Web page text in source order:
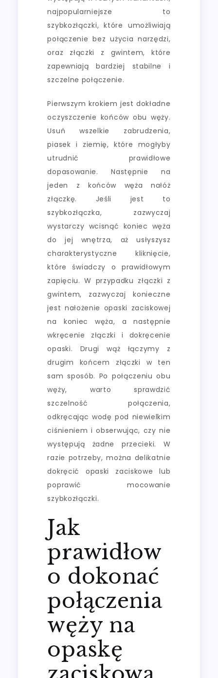
najpopularniejsze to
szybkozłączki, które umożliwiają
połączenie bez użycia narzędzi,
oraz złączki z gwintem, które
zapewniają bardziej stabilne i
szczelne połączenie.
Pierwszym krokiem jest dokładne
oczyszczenie końców obu węży.
Usuń wszelkie zabrudzenia,
piasek i ziemię, które mogłyby
utrudnić prawidłowe
dopasowanie. Następnie na
jeden z końców węża nałóż
złączkę. Jeśli jest to
szybkozłączka, zazwyczaj
wystarczy wcisnąć koniec węża
do jej wnętrza, aż usłyszysz
charakterystyczne kliknięcie,
które świadczy o prawidłowym
zapięciu. W przypadku złączki z
gwintem, zazwyczaj konieczne
jest nałożenie opaski zaciskowej
na koniec węża, a następnie
wkręcenie złączki i dokręcenie
opaski. Drugi wąż łączymy z
drugim końcem złączki w ten
sam sposób. Po połączeniu obu
węży, warto sprawdzić
szczelność połączenia,
odkręcając wodę pod niewielkim
ciśnieniem i obserwując, czy nie
występują żadne przecieki. W
razie potrzeby, można delikatnie
dokręcić opaski zaciskowe lub
poprawić mocowanie
szybkozłączki.
Jak
prawidłow
o dokonać
połączenia
węży na
opaskę